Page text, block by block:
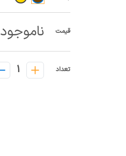
قیمت ناموجود
تعداد 1